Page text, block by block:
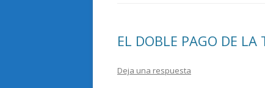
EL DOBLE PAGO DE LA
Deja una respuesta